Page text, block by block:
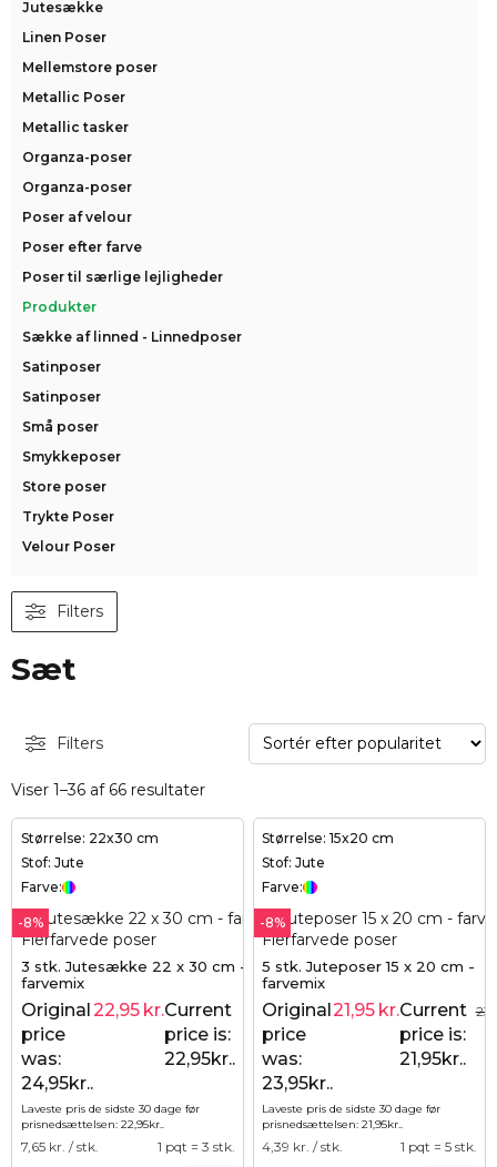
Jutesække
Linen Poser
Mellemstore poser
Metallic Poser
Metallic tasker
Organza-poser
Organza-poser
Poser af velour
Poser efter farve
Poser til særlige lejligheder
Produkter
Sække af linned - Linnedposer
Satinposer
Satinposer
Små poser
Smykkeposer
Store poser
Trykte Poser
Velour Poser
Filters
Sæt
Filters
Viser 1–36 af 66 resultater
Størrelse: 22x30 cm
Stof: Jute
Farve:
-8%
3 stk. Jutesække 22 x 30 cm -
farvemix
24,95 kr.
Original
price
was:
24,95kr..
22,95 kr.Current
price is:
22,95kr..
Laveste pris de sidste 30 dage før
prisnedsættelsen: 22,95kr..
7,65 kr. / stk. 1 pqt = 3 stk.
Størrelse: 15x20 cm
Stof: Jute
Farve:
-8%
5 stk. Juteposer 15 x 20 cm -
farvemix
Original
price
was:
23,95kr..
21,95 kr.Current
price is:
21,95kr..
Laveste pris de sidste 30 dage før
prisnedsættelsen:21,95kr..
4,39 kr. / stk. 1 pqt = 5 stk.